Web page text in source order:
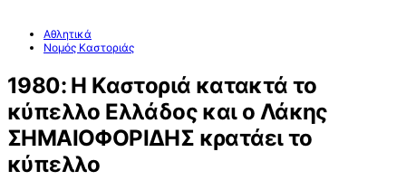
Αθλητικά
Νομός Καστοριάς
1980: Η Καστοριά κατακτά το
κύπελλο Ελλάδος και ο Λάκης
ΣΗΜΑΙΟΦΟΡΙΔΗΣ κρατάει το
κύπελλο